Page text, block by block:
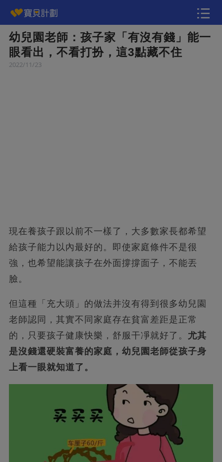
幼兒園老師：孩子家「有沒有錢」能一
眼看出，不看打扮，這3點藏不住
2022/11/23
現在養孩子跟以前不一樣了，大多數家長都希望
給孩子能力以內最好的。即使家庭條件不是很
強，也希望能讓孩子在外面撐撐面子，不能丟
臉。
但這種「充大頭」的做法并沒有得到很多幼兒園
老師認同，其實不同家庭存在貧富差距是正常
的，只要孩子健康快樂，舒服干凈就好了。 尤其
是沒錢還硬裝富養的家庭，幼兒園老師從孩子身
上看一眼就知道了。
快訊